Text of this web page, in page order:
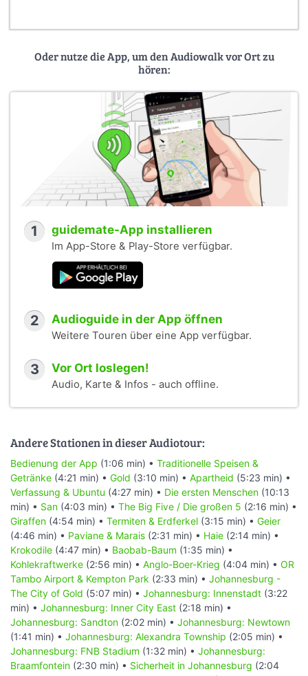
Oder nutze die App, um den Audiowalk vor Ort zu
hören:
1 guidemate-App installieren
Im App-Store & Play-Store verfügbar.
2 Audioguide in der App öffnen
Weitere Touren über eine App verfügbar.
3 Vor Ort loslegen!
Audio, Karte & Infos - auch offline.
Andere Stationen in dieser Audiotour:
Bedienung der App (1:06 min) • Traditionelle Speisen &
Getränke (4:21 min) • Gold (3:10 min) • Apartheid (5:23 min) •
Verfassung & Ubuntu (4:27 min) • Die ersten Menschen (10:13
min) • San (4:03 min) • The Big Five / Die großen 5 (2:16 min) •
Giraffen (4:54 min) • Termiten & Erdferkel (3:15 min) • Geier
(4:46 min) • Paviane & Marais (2:31 min) • Haie (2:14 min) •
Krokodile (4:47 min) • Baobab-Baum (1:35 min) •
Kohlekraftwerke (2:56 min) • Anglo-Boer-Krieg (4:04 min) • OR
Tambo Airport & Kempton Park (2:33 min) • Johannesburg -
The City of Gold (5:07 min) • Johannesburg: Innenstadt (3:22
min) • Johannesburg: Inner City East (2:18 min) •
Johannesburg: Sandton (2:02 min) • Johannesburg: Newtown
(1:41 min) • Johannesburg: Alexandra Township (2:05 min) •
Johannesburg: FNB Stadium (1:32 min) • Johannesburg:
Braamfontein (2:30 min) • Sicherheit in Johannesburg (2:04